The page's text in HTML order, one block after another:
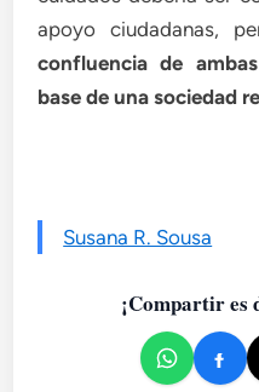
apoyo ciudadanas,
confluencia de
base de una sociedad
Susana R. Sousa
¡Compartir es